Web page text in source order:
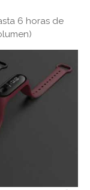
6 horas de